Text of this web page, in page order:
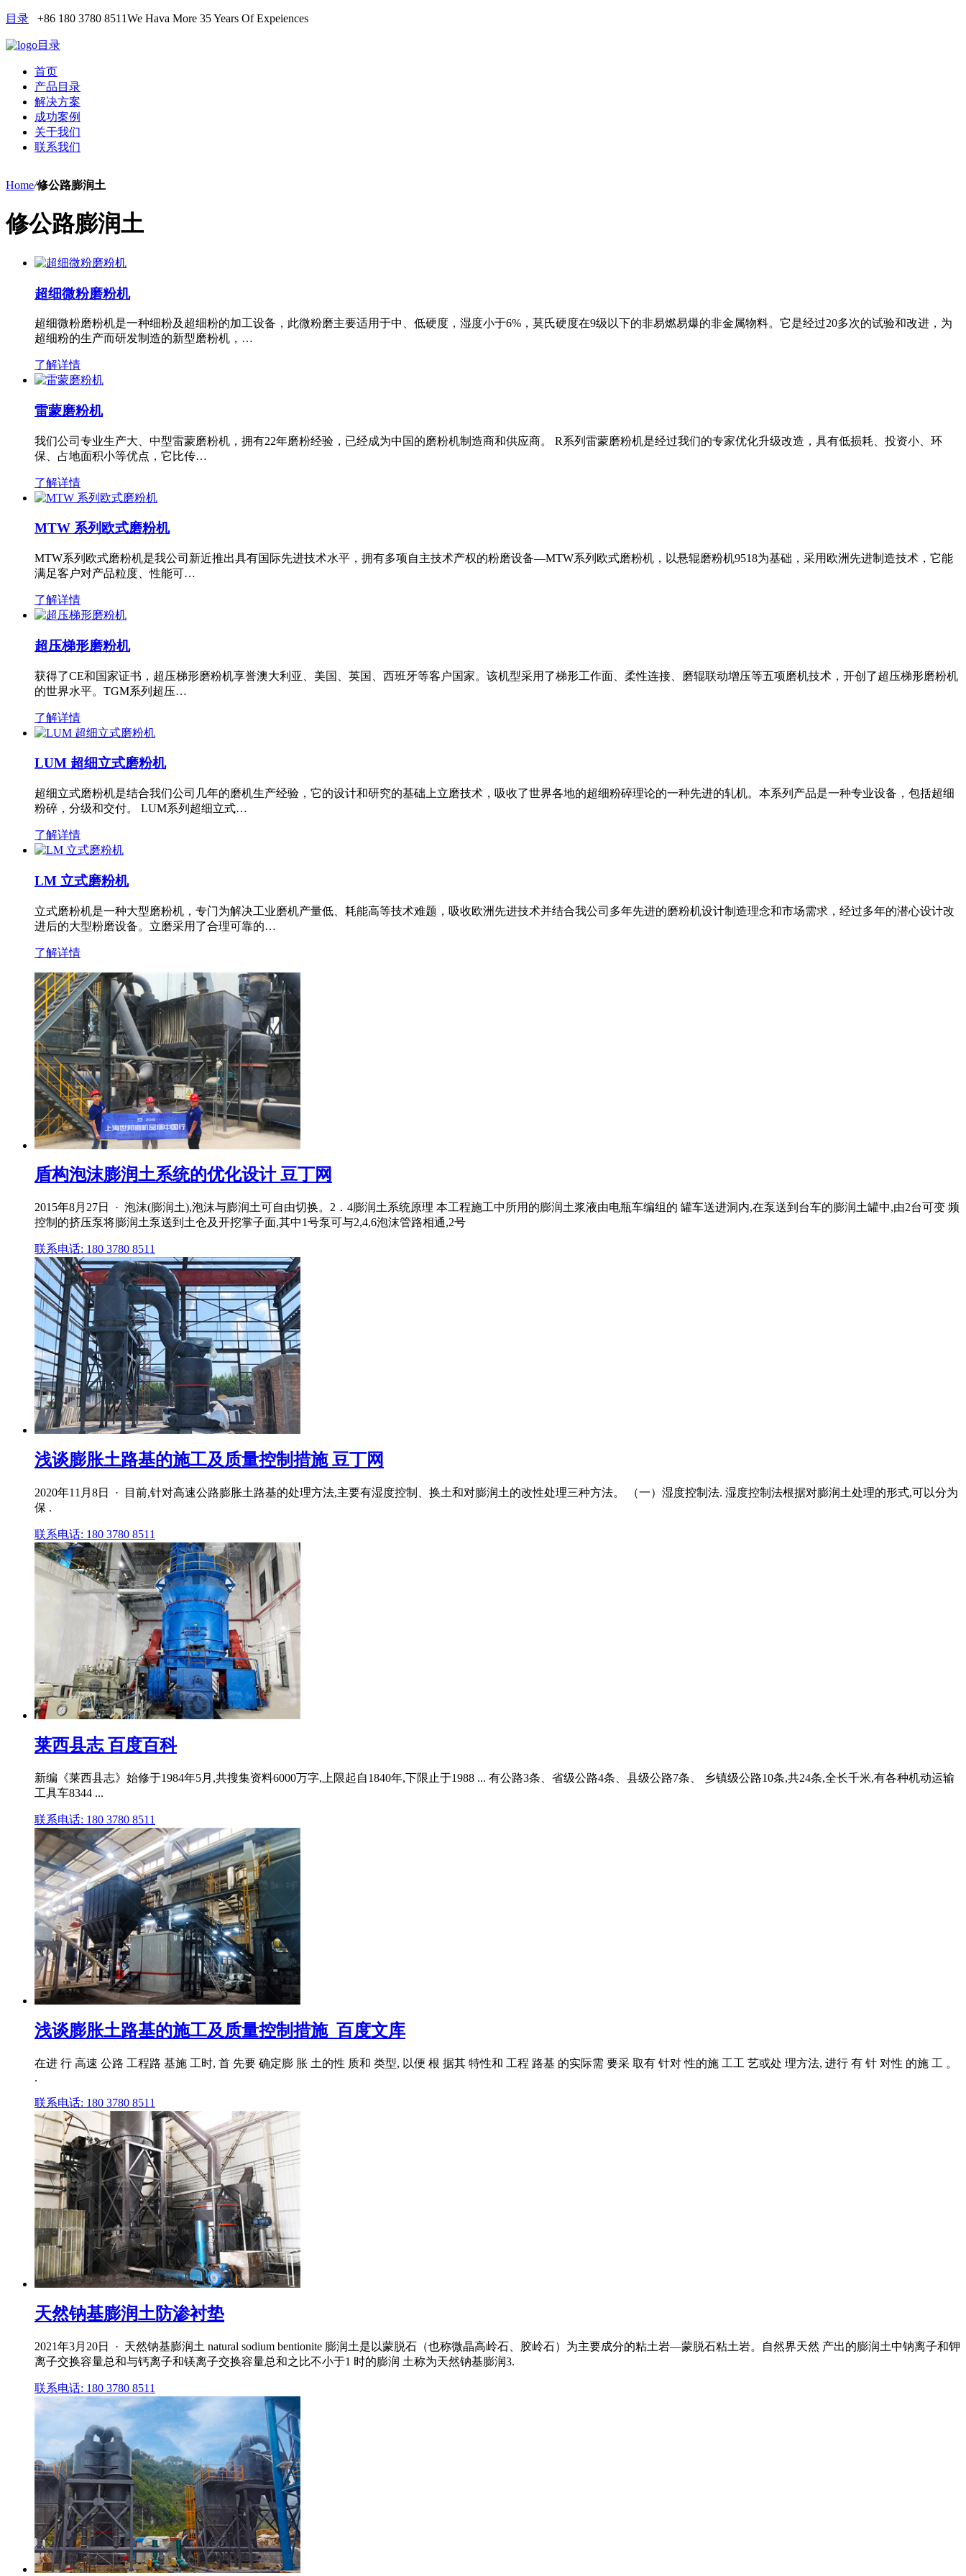
目录 +86 180 3780 8511We Hava More 35 Years Of Expeiences
目录
首页
产品目录
解决方案
成功案例
关于我们
联系我们
Home/修公路膨润土
修公路膨润土
超细微粉磨粉机
超细微粉磨粉机是一种细粉及超细粉的加工设备，此微粉磨主要适用于中、低硬度，湿度小于6%，莫氏硬度在9级以下的非易燃易爆的非金属物料。它是经过20多次的试验和改进，为
超细粉的生产而研发制造的新型磨粉机，…
了解详情
雷蒙磨粉机
我们公司专业生产大、中型雷蒙磨粉机，拥有22年磨粉经验，已经成为中国的磨粉机制造商和供应商。 R系列雷蒙磨粉机是经过我们的专家优化升级改造，具有低损耗、投资小、环
保、占地面积小等优点，它比传…
了解详情
MTW 系列欧式磨粉机
MTW系列欧式磨粉机是我公司新近推出具有国际先进技术水平，拥有多项自主技术产权的粉磨设备—MTW系列欧式磨粉机，以悬辊磨粉机9518为基础，采用欧洲先进制造技术，它能
满足客户对产品粒度、性能可…
了解详情
超压梯形磨粉机
获得了CE和国家证书，超压梯形磨粉机享誉澳大利亚、美国、英国、西班牙等客户国家。该机型采用了梯形工作面、柔性连接、磨辊联动增压等五项磨机技术，开创了超压梯形磨粉机
的世界水平。TGM系列超压…
了解详情
LUM 超细立式磨粉机
超细立式磨粉机是结合我们公司几年的磨机生产经验，它的设计和研究的基础上立磨技术，吸收了世界各地的超细粉碎理论的一种先进的轧机。本系列产品是一种专业设备，包括超细
粉碎，分级和交付。 LUM系列超细立式…
了解详情
LM 立式磨粉机
立式磨粉机是一种大型磨粉机，专门为解决工业磨机产量低、耗能高等技术难题，吸收欧洲先进技术并结合我公司多年先进的磨粉机设计制造理念和市场需求，经过多年的潜心设计改
进后的大型粉磨设备。立磨采用了合理可靠的…
了解详情
盾构泡沫膨润土系统的优化设计 豆丁网
2015年8月27日 · 泡沫(膨润土),泡沫与膨润土可自由切换。2．4膨润土系统原理 本工程施工中所用的膨润土浆液由电瓶车编组的 罐车送进洞内,在泵送到台车的膨润土罐中,由2台可变 频
控制的挤压泵将膨润土泵送到土仓及开挖掌子面,其中1号泵可与2,4,6泡沫管路相通,2号
联系电话: 180 3780 8511
浅谈膨胀土路基的施工及质量控制措施 豆丁网
2020年11月8日 · 目前,针对高速公路膨胀土路基的处理方法,主要有湿度控制、换土和对膨润土的改性处理三种方法。 （一）湿度控制法. 湿度控制法根据对膨润土处理的形式,可以分为
保 .
联系电话: 180 3780 8511
莱西县志 百度百科
新编《莱西县志》始修于1984年5月,共搜集资料6000万字,上限起自1840年,下限止于1988 ... 有公路3条、省级公路4条、县级公路7条、 乡镇级公路10条,共24条,全长千米,有各种机动运输
工具车8344 ...
联系电话: 180 3780 8511
浅谈膨胀土路基的施工及质量控制措施_百度文库
在进 行 高速 公路 工程路 基施 工时, 首 先要 确定膨 胀 土的性 质和 类型, 以便 根 据其 特性和 工程 路基 的实际需 要采 取有 针对 性的施 工工 艺或处 理方法, 进行 有 针 对性 的施 工 。
.
联系电话: 180 3780 8511
天然钠基膨润土防渗衬垫
2021年3月20日 · 天然钠基膨润土 natural sodium bentionite 膨润土是以蒙脱石（也称微晶高岭石、胶岭石）为主要成分的粘土岩—蒙脱石粘土岩。自然界天然 产出的膨润土中钠离子和钾
离子交换容量总和与钙离子和镁离子交换容量总和之比不小于1 时的膨润 土称为天然钠基膨润3.
联系电话: 180 3780 8511